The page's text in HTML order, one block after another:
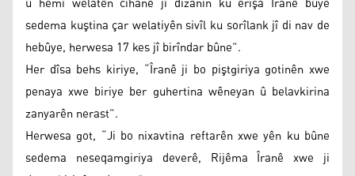
sedema kuştina çar welatiyên sivîl ku sorîlank jî di nav de
hebûye, herwesa 17 kes jî birîndar bûne”.
Her dîsa behs kiriye, “Îranê ji bo piştgiriya gotinên xwe
penaya xwe biriye ber guhertina wêneyan û belavkirina
zanyarên nerast”.
Herwesa got, “Ji bo nixavtina reftarên xwe yên ku bûne
sedema neseqamgiriya deverê, Rijêma Îranê xwe ji